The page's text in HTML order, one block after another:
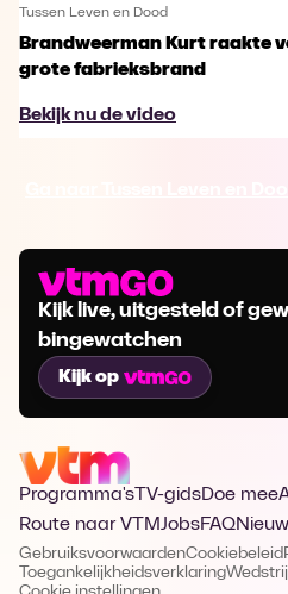
Tussen Leven en Dood
Brandweerman Kurt raakte
grote fabrieksbrand
Bekijk nu de video
Kijk live, uitgesteld of
bingewatchen
Kijk op
Programma's TV-gidsDoe mee
Route naar VTMJobsFAQ
GebruiksvoorwaardenCookiebeleid
Toegankelijkheidsverklaring